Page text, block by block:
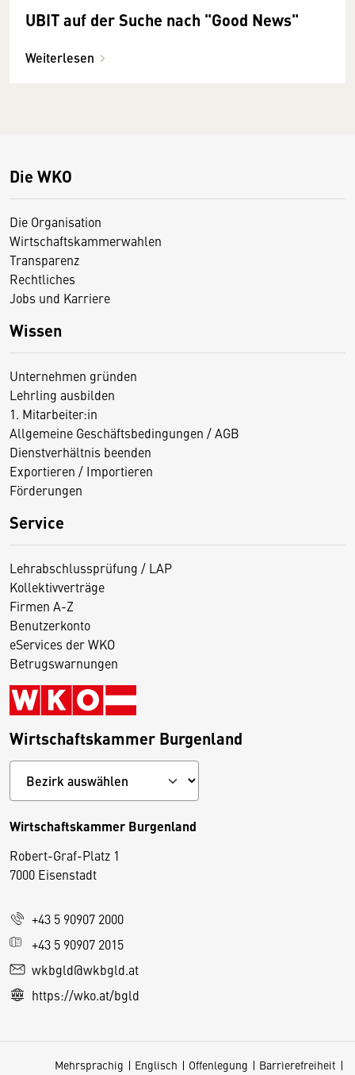
UBIT auf der Suche nach "Good News"
Weiterlesen
Die WKO
Die Organisation
Wirtschaftskammerwahlen
Transparenz
Rechtliches
Jobs und Karriere
Wissen
Unternehmen gründen
Lehrling ausbilden
1. Mitarbeiter:in
Allgemeine Geschäftsbedingungen / AGB
Dienstverhältnis beenden
Exportieren / Importieren
Förderungen
Service
Lehrabschlussprüfung / LAP
Kollektivverträge
Firmen A-Z
Benutzerkonto
eServices der WKO
Betrugswarnungen
Wirtschaftskammer Burgenland
Wirtschaftskammer Burgenland
Robert-Graf-Platz 1
7000 Eisenstadt
+43 5 90907 2000
+43 5 90907 2015
wkbgld@wkbgld.at
https://wko.at/bgld
Mehrsprachig Englisch Offenlegung Barrierefreiheit
D
s
e
S
e